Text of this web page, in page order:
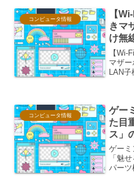
コンピュータ情報
【
きマ
け無
【Wi-
マザ
LAN子
た接
コンピュータ情報
ゲー
た目
ス」
ゲー
「魅
パー